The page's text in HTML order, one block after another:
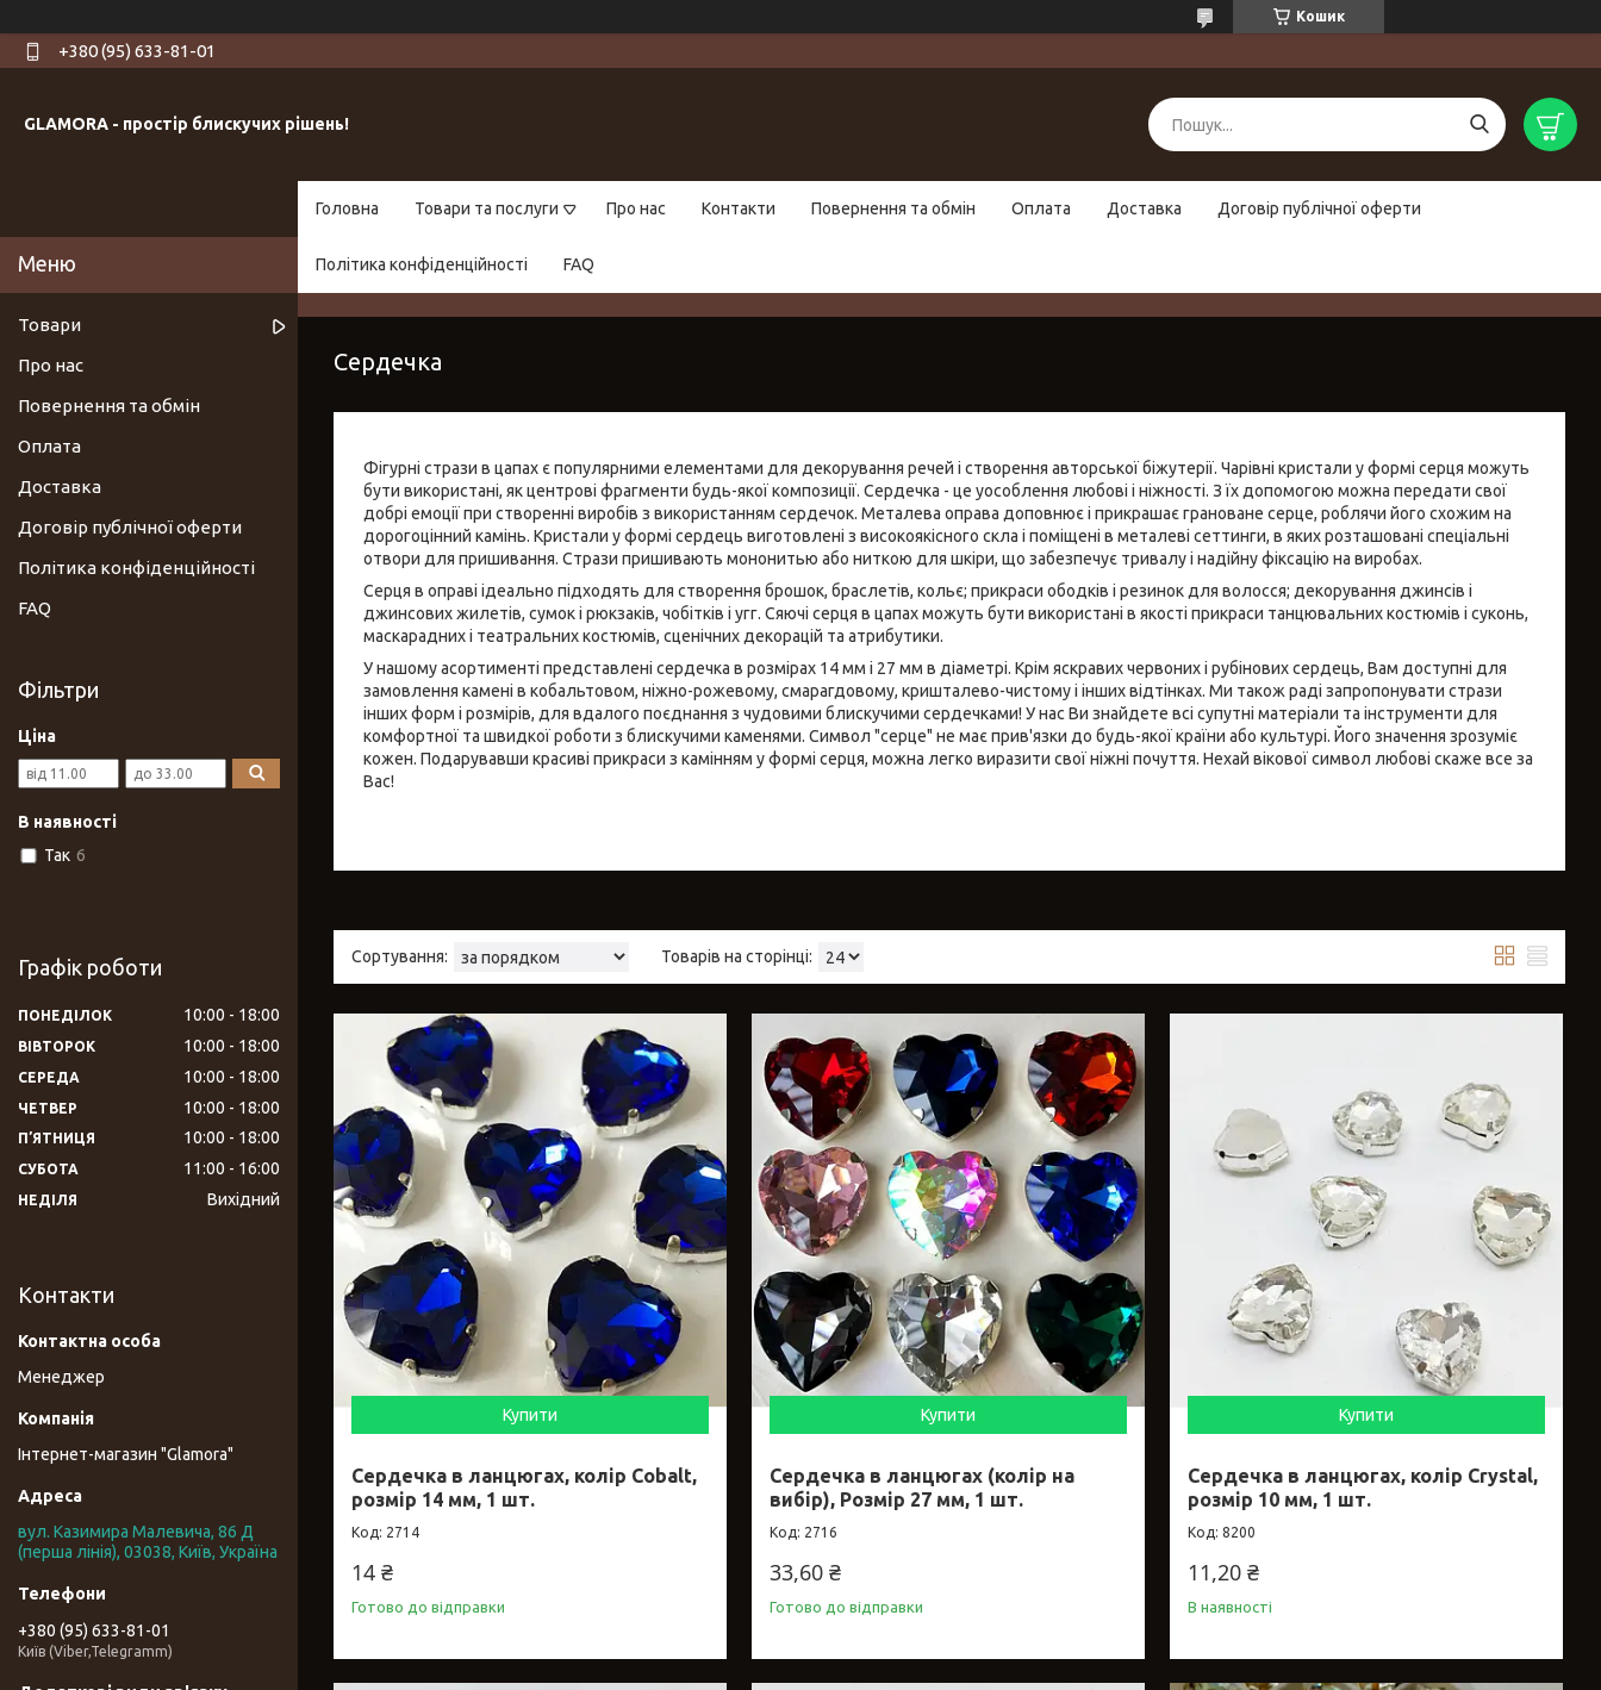
Кошик
+380 (95) 633-81-01
GLAMORA - простір блискучих рішень!
Головна Товари та послуги Про нас Контакти Повернення та обмін Оплата Доставка Договір публічної оферти
Політика конфіденційності FAQ
Сердечка
Фігурні стрази в цапах є популярними елементами для декорування речей і створення авторської біжутерії. Чарівні кристали у формі серця можуть
бути використані, як центрові фрагменти будь-якої композиції. Сердечка - це уособлення любові і ніжності. З їх допомогою можна передати свої
добрі емоції при створенні виробів з використанням сердечок. Металева оправа доповнює і прикрашає грановане серце, роблячи його схожим на
дорогоцінний камінь. Кристали у формі сердець виготовлені з високоякісного скла і поміщені в металеві сеттинги, в яких розташовані спеціальні
отвори для пришивання. Стрази пришивають мононитью або ниткою для шкіри, що забезпечує тривалу і надійну фіксацію на виробах.
Серця в оправі ідеально підходять для створення брошок, браслетів, кольє; прикраси ободків і резинок для волосся; декорування джинсів і
джинсових жилетів, сумок і рюкзаків, чобітків і угг. Сяючі серця в цапах можуть бути використані в якості прикраси танцювальних костюмів і суконь,
маскарадних і театральних костюмів, сценічних декорацій та атрибутики.
У нашому асортименті представлені сердечка в розмірах 14 мм і 27 мм в діаметрі. Крім яскравих червоних і рубінових сердець, Вам доступні для
замовлення камені в кобальтовом, ніжно-рожевому, смарагдовому, кришталево-чистому і інших відтінках. Ми також раді запропонувати стрази
інших форм і розмірів, для вдалого поєднання з чудовими блискучими сердечками! У нас Ви знайдете всі супутні матеріали та інструменти для
комфортної та швидкої роботи з блискучими каменями. Символ "серце" не має прив'язки до будь-якої країни або культурі. Його значення зрозуміє
кожен. Подарувавши красиві прикраси з камінням у формі серця, можна легко виразити свої ніжні почуття. Нехай вікової символ любові скаже все за
Вас!
Купити
Сердечка в ланцюгах, колір Cobalt,
розмір 14 мм, 1 шт.
2714
14 ₴
Готово до відправки
Купити
Сердечка в ланцюгах (колір на
вибір), Розмір 27 мм, 1 шт.
2716
33,60 ₴
Готово до відправки
Купити
Сердечка в ланцюгах, колір Crystal,
розмір 10 мм, 1 шт.
8200
11,20 ₴
В наявності
Товари
Про нас
Повернення та обмін
Оплата
Доставка
Договір публічної оферти
Політика конфіденційності
FAQ
Фільтри
Ціна
В наявності
Так 6
Графік роботи
ПОНЕДІЛОК 10:00 18:00
ВІВТОРОК 10:00 18:00
СЕРЕДА 10:00 18:00
ЧЕТВЕР 10:00 18:00
ПʼЯТНИЦЯ 10:00 18:00
СУБОТА 11:00 16:00
НЕДІЛЯ Вихідний
Контакти
Менеджер
Інтернет-магазин "Glamora"
вул. Казимира Малевича, 86 Д
(перша лінія), 03038, Київ, Україна
+380 (95) 633-81-01
Київ (Viber,Telegramm)